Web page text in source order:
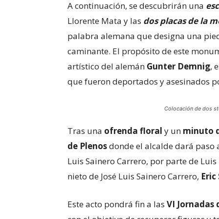
A continuación, se descubrirán una
Llorente Mata y las dos placas de la
palabra alemana que designa una
caminante. El propósito de este
artístico del alemán Gunter Demnig,
que fueron deportados y asesinados
Colocación de dos
Tras una ofrenda floral y un minuto
de Plenosdonde el alcalde dará paso
Luis Sainero Carrero, por parte de
nieto de José Luis Sainero Carrero,
Este acto pondrá fin a las VI